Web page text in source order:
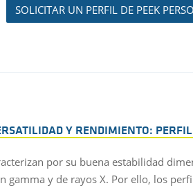
SOLICITAR UN PERFIL DE PEEK
Y RENDIMIENTO:
por su buena estabilidad
gamma y de rayos X. Por ello, los